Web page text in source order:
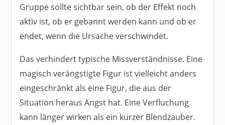
Gruppe sollte sichtbar sein, ob der Effekt noch
aktiv ist, ob er gebannt werden kann und ob er
endet, wenn die Ursache verschwindet.
Das verhindert typische Missverständnisse. Eine
magisch verängstigte Figur ist vielleicht anders
eingeschränkt als eine Figur, die aus der
Situation heraus Angst hat. Eine Verfluchung
kann länger wirken als ein kurzer Blendzauber.